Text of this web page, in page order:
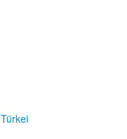
Türkei